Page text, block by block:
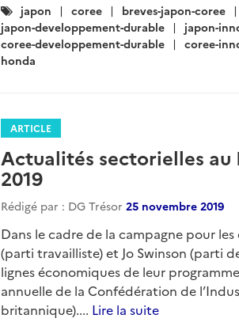
Catégories
:
japon coree breves-japon-coree
japon-developpement-durable
japon-
coree-developpement-durable
coree-
honda
ARTICLE
Actualités sectorielles au
2019
Rédigé par : DG Trésor 25 novembre 2019
Dans le cadre de la campagne pour
(parti travailliste) et Jo Swinson (parti
lignes économiques de leur
annuelle de la Confédération de
britannique).... Lire la suite